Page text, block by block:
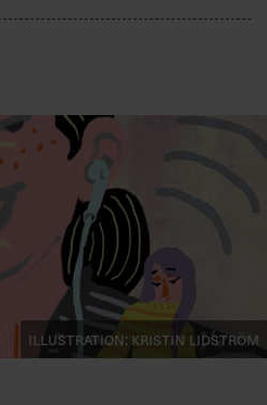
in
Illustration: Kristin Lidström